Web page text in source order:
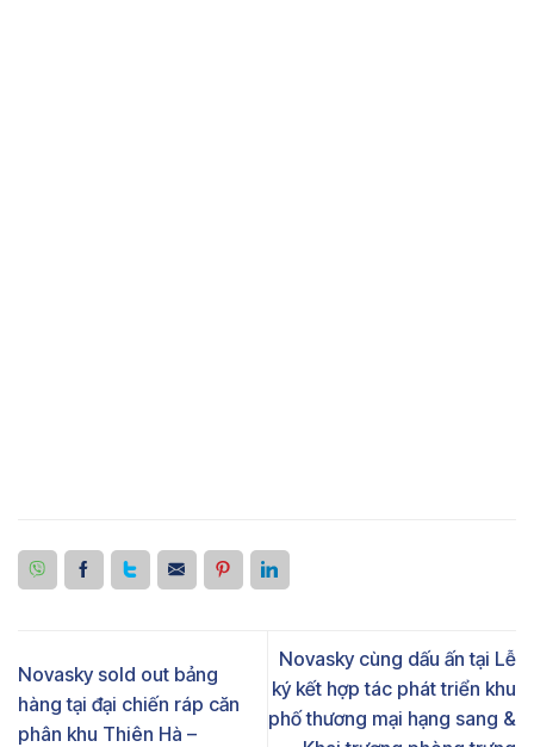
Novasky sold out bảng
hàng tại đại chiến ráp căn
phân khu Thiên Hà –
Novasky cùng dấu ấn tại Lễ
ký kết hợp tác phát triển khu
phố thương mại hạng sang &